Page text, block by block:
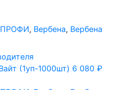
ПРОФИ, Вербена, Вербена
(1уп-1000шт) 6 080 ₽